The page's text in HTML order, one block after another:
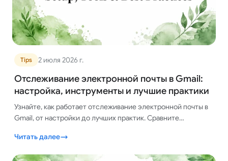
Tips 2 июля 2026 г.
Отслеживание электронной почты в Gmail:
настройка, инструменты и лучшие практики
Узнайте, как работает отслеживание электронной почты в
Gmail, от настройки до лучших практик. Сравните
инструментами для интеллектуального отслеживания.
Читать далее